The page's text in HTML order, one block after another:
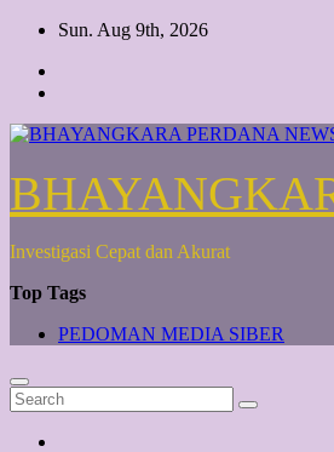
Skip
content
Sun. Aug 9th, 2026
Investigasi Cepat dan Akurat
Top Tags
PEDOMAN MEDIA SIBER